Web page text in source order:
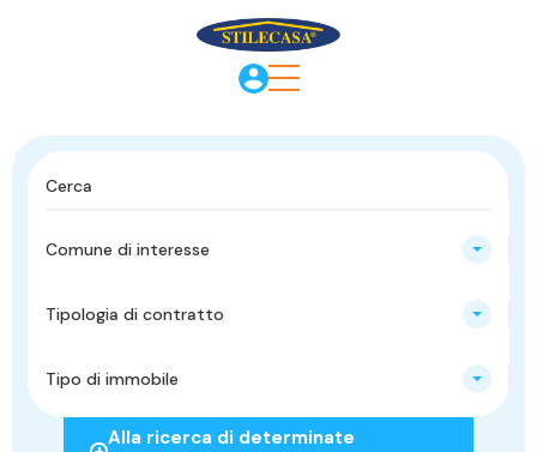
Comune di interesse
Tipologia di contratto
Tipo di immobile
Alla ricerca di determinate